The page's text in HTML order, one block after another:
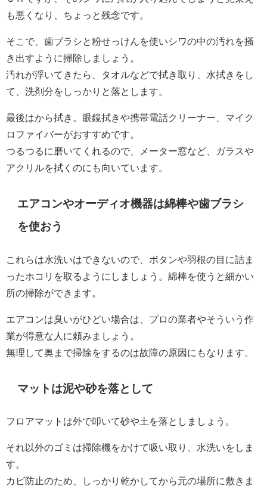
も悪くなり、ちょっと残念です。
そこで、歯ブラシと粉せっけんを使いシワの中の汚れを掻
き出すように掃除しましょう。
汚れが浮いてきたら、タオルなどで拭き取り、水拭きをし
て、洗剤分をしっかりと落とします。
最後はから拭き。眼鏡拭きや携帯電話クリーナー、マイク
ロファイバーがおすすめです。
つるつるに磨いてくれるので、メーター窓など、ガラスや
アクリルを拭くのにも向いています。
エアコンやオーディオ機器は綿棒や歯ブラシ
を使おう
これらは水洗いはできないので、ボタンや羽根の目に詰ま
ったホコリを取るようにしましょう。綿棒を使うと細かい
所の掃除ができます。
エアコンは臭いがひどい場合は、プロの業者やそういう作
業が得意な人に頼みましょう。
無理して奥まで掃除をするのは故障の原因にもなります。
マットは泥や砂を落として
フロアマットは外で叩いて砂や土を落としましょう。
それ以外のゴミは掃除機をかけて吸い取り、水洗いをしま
す。
カビ防止のため、しっかり乾かしてから元の場所に敷きま